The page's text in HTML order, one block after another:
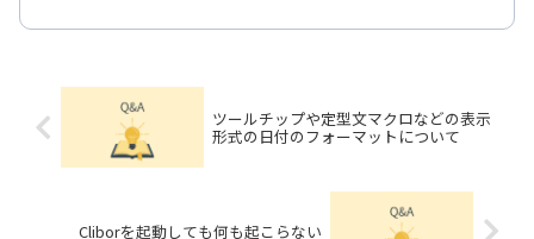
ツールチップや定型文マクロなどの表示
形式の日付のフォーマットについて
Cliborを起動しても何も起こらない